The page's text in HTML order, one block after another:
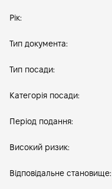
Рік:
Тип документа:
Тип посади:
Категорія посади:
Період подання:
Високий ризик:
Відповідальне становище: